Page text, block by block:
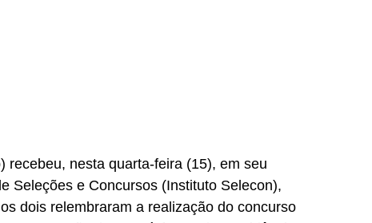
recebeu, nesta quarta-feira (15), em seu
Seleções e Concursos (Instituto Selecon),
dois relembraram a realização do concurso